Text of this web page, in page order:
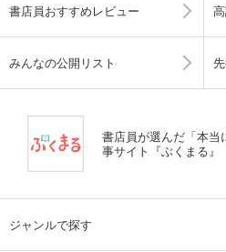
書店員おすすめレビュー
みんなの公開リスト
書店員が選んだ「本
事サイト『ぶくまる』
ジャンルで探す